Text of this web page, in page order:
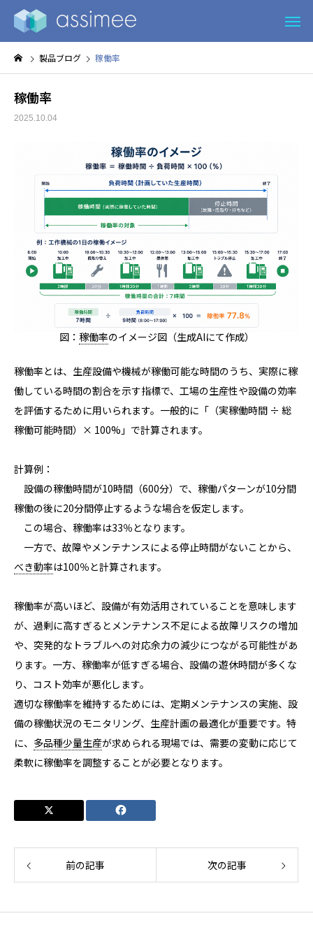
製品ブログ 稼働率
稼働率
2025.10.04
図： 稼働率のイメージ図（生成AIにて作成）
稼働率とは、生産設備や機械が稼働可能な時間のうち、実際に稼
働している時間の割合を示す指標で、工場の生産性や設備の効率
を評価するために用いられます。一般的に「（実稼働時間 ÷ 総
稼働可能時間）× 100%」で計算されます。
計算例：
設備の稼働時間が10時間（600分）で、稼働パターンが10分間
稼働の後に20分間停止するような場合を仮定します。
この場合、稼働率は33％となります。
一方で、故障やメンテナンスによる停止時間がないことから、
べき動率は100％と計算されます。
稼働率が高いほど、設備が有効活用されていることを意味します
が、過剰に高すぎるとメンテナンス不足による故障リスクの増加
や、突発的なトラブルへの対応余力の減少につながる可能性があ
ります。一方、稼働率が低すぎる場合、設備の遊休時間が多くな
り、コスト効率が悪化します。
適切な稼働率を維持するためには、定期メンテナンスの実施、設
備の稼働状況のモニタリング、生産計画の最適化が重要です。特
に、 多品種少量生産が求められる現場では、需要の変動に応じて
柔軟に稼働率を調整することが必要となります。
前の記事 次の記事